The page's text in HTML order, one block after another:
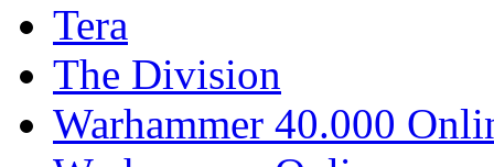
Tera
The Division
Warhammer 40.000